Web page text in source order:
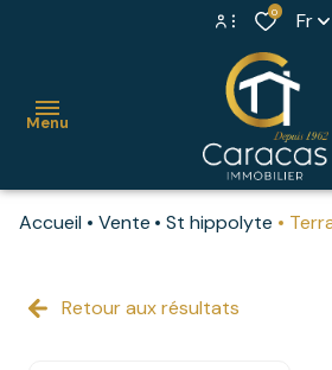
Espace
0 Fr
Menu
ventes
maisons
Accueil Vente St hippolyte
Retour aux résultats